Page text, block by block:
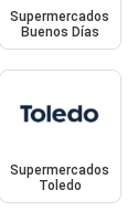
Supermercados
Buenos Días
Supermercados
Toledo